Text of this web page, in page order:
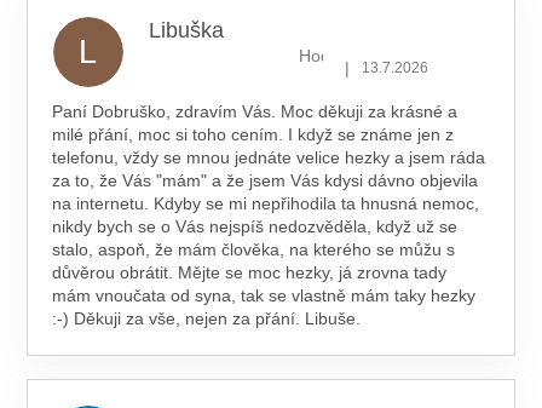
L
Libuška
Hodnocení obchodu je 5 z 5
| 13.7.2026
Paní Dobruško, zdravím Vás. Moc děkuji za krásné a
milé přání, moc si toho cením. I když se známe jen z
telefonu, vždy se mnou jednáte velice hezky a jsem ráda
za to, že Vás "mám" a že jsem Vás kdysi dávno objevila
na internetu. Kdyby se mi nepřihodila ta hnusná nemoc,
nikdy bych se o Vás nejspíš nedozvěděla, když už se
stalo, aspoň, že mám člověka, na kterého se můžu s
důvěrou obrátit. Mějte se moc hezky, já zrovna tady
mám vnoučata od syna, tak se vlastně mám taky hezky
:-) Děkuji za vše, nejen za přání. Libuše.